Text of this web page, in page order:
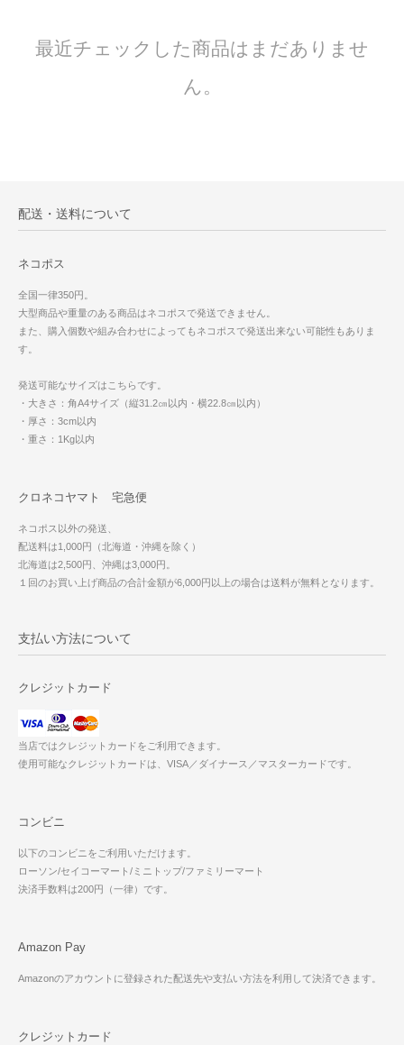
最近チェックした商品はまだありませ
ん。
配送・送料について
ネコポス
全国一律350円。
大型商品や重量のある商品はネコポスで発送できません。
また、購入個数や組み合わせによってもネコポスで発送出来ない可能性もありま
す。
発送可能なサイズはこちらです。
・大きさ：角A4サイズ（縦31.2㎝以内・横22.8㎝以内）
・厚さ：3cm以内
・重さ：1Kg以内
クロネコヤマト 宅急便
ネコポス以外の発送、
配送料は1,000円（北海道・沖縄を除く）
北海道は2,500円、沖縄は3,000円。
１回のお買い上げ商品の合計金額が6,000円以上の場合は送料が無料となります。
支払い方法について
クレジットカード
当店ではクレジットカードをご利用できます。
使用可能なクレジットカードは、VISA／ダイナース／マスターカードです。
コンビニ
以下のコンビニをご利用いただけます。
ローソン/セイコーマート/ミニトップ/ファミリーマート
決済手数料は200円（一律）です。
Amazon Pay
Amazonのアカウントに登録された配送先や支払い方法を利用して決済できます。
クレジットカード